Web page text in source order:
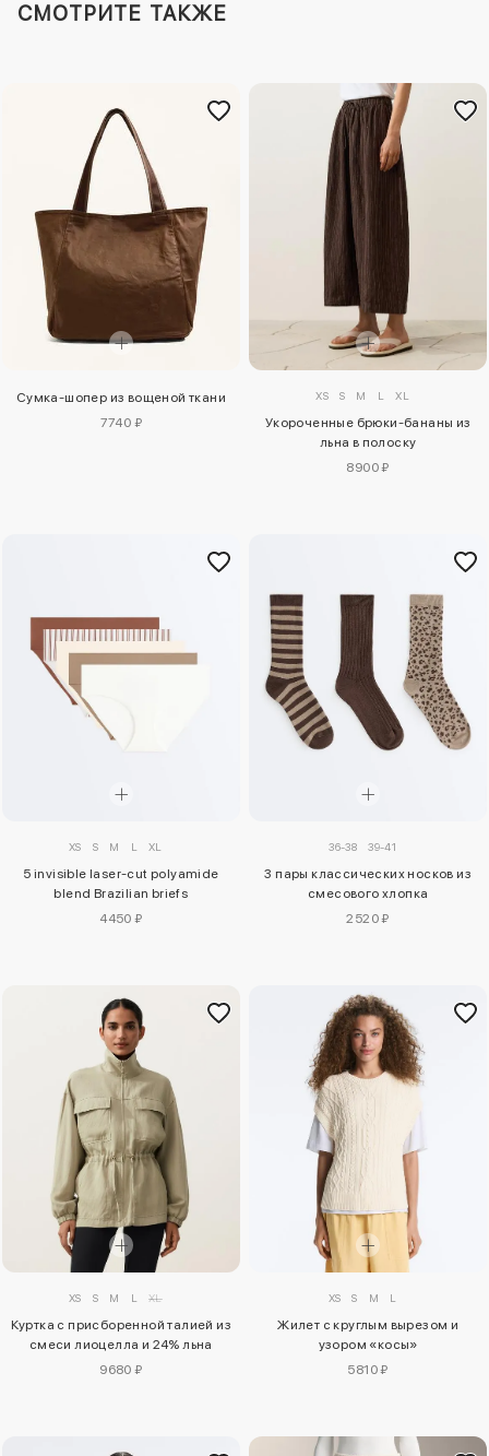
СМОТРИТЕ ТАКЖЕ
Сумка-шопер из вощеной ткани
7740 ₽
XS S M L XL
Укороченные брюки-бананы из
льна в полоску
8900 ₽
XS S M L XL
5 invisible laser-cut polyamide
blend Brazilian briefs
4450 ₽
36-38 39-41
3 пары классических носков из
смесового хлопка
2520 ₽
XS S M L XL
Куртка с присборенной талией из
смеси лиоцелла и 24% льна
9680 ₽
XS S M L
Жилет с круглым вырезом и
узором «косы»
5810 ₽